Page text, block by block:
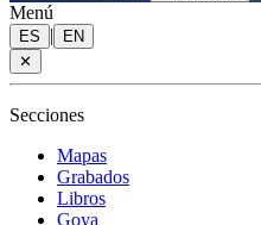
Menú
ES |
EN
✕
Secciones
Mapas
Grabados
Libros
Goya